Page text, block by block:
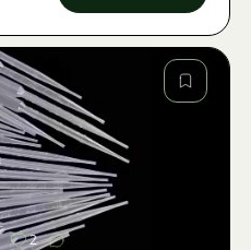
Bild
2